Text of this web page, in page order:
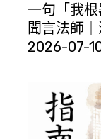
一句「我根
聞言法師
2026-07-